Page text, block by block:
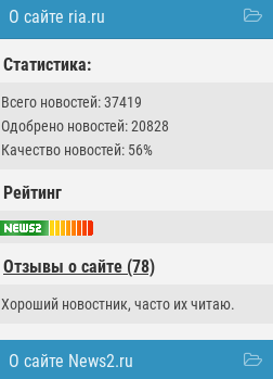
О сайте ria.ru
Статистика:
Всего новостей: 37419
Одобрено новостей: 20828
Качество новостей: 56%
Рейтинг
Отзывы о сайте (78)
Хороший новостник, часто их читаю.
О сайте News2.ru